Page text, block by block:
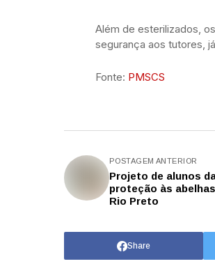
Além de esterilizados,
segurança aos tutores,
Fonte: PMSCS
POSTAGEM ANTERIOR
Projeto de alunos
proteção às
Rio Preto
Share